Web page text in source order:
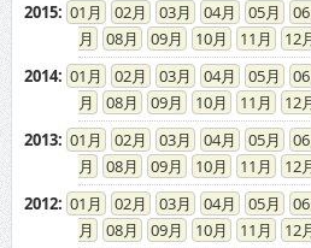
2015: 01 02 03 04 05 06
08
09 10 11
12
2014: 01 02 03 04 05 06
08
09 10 11
12
2013: 01 02 03 04 05 06
08
09 10 11
12
2012: 01 02 03 04 05 06
08
09 10 11
12